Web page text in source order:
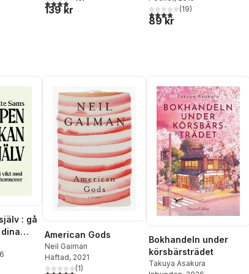
4,0utav 5 stjärnor. Totalt antal röster:
139 kr
3,9utav 5 stjärnor. Totalt
(19)
89 kr
: gå
Totalt antal röster:
American Gods
Neil Gaiman
Häftad, 2021
(1)
Bokhandeln under
körsbärsträdet
Takuya Asakura